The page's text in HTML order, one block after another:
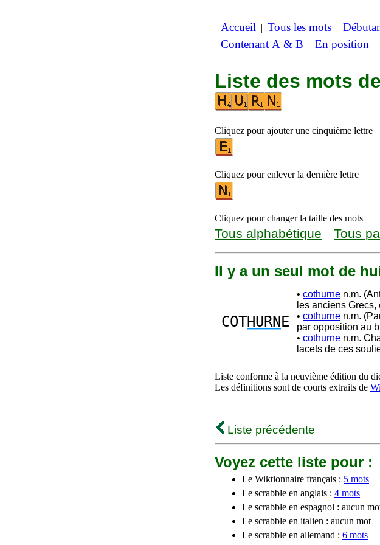
Accueil | Tous les mots |
Contenant A & B | En position
Liste des mots
Cliquez pour ajouter une cinquième lettre
Cliquez pour enlever la dernière lettre
Cliquez pour changer la taille des mots
Tous alphabétique Tous
Il y a un seul mot de
COTHURN E
• cothurne n.m.
les anciens
• cothurne n.m.
par opposition au
• cothurne n.m.
lacets de ces
Liste conforme à la neuvième édition du
Les définitions sont de courts extraits de
Liste précédente
Voyez cette liste pour :
Le Wiktionnaire français : 5 mots
Le scrabble en anglais : 4 mots
Le scrabble en espagnol : aucun
Le scrabble en italien : aucun mot
Le scrabble en allemand : 6 mots